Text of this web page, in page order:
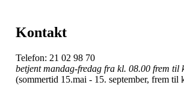
Kontakt
Telefon: 21 02 98 70
betjent mandag-fredag fra kl. 08.00 frem til
(sommertid 15.mai - 15. september, frem til